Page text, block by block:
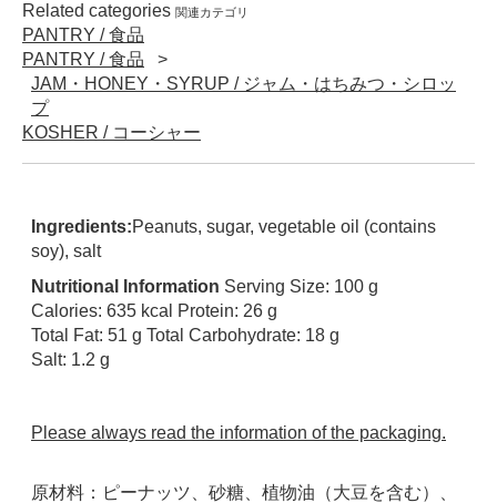
Related categories 関連カテゴリ
PANTRY / 食品
PANTRY / 食品
JAM・HONEY・SYRUP / ジャム・はちみつ・シロッ
プ
KOSHER / コーシャー
Ingredients:Peanuts, sugar, vegetable oil (contains
soy), salt
Nutritional Information Serving Size: 100 g
Calories: 635 kcal Protein: 26 g
Total Fat: 51 g Total Carbohydrate: 18 g
Salt: 1.2 g
Please always read the information of the packaging.
原材料：ピーナッツ、砂糖、植物油（大豆を含む）、